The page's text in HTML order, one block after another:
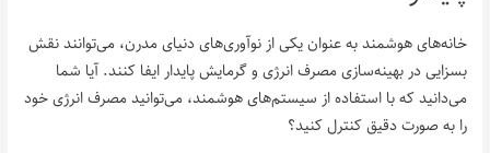
خانه‌های هوشمند به عنوان یکی از نوآوری‌های دنیای مدرن، می‌توانند نقش
بسزایی در بهینه‌سازی مصرف انرژی و گرمایش پایدار ایفا کنند. آیا شما
می‌دانید که با استفاده از سیستم‌های هوشمند، می‌توانید مصرف انرژی خود
را به صورت دقیق کنترل کنید؟